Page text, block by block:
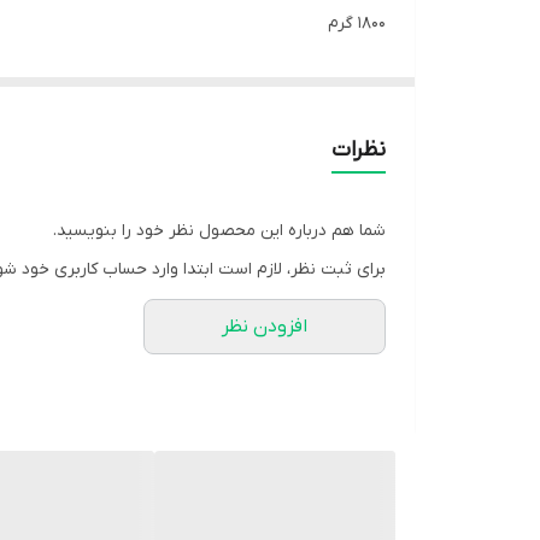
۱۸۰۰ گرم
نظرات
شما هم درباره این محصول نظر خود را بنویسید.
برای ثبت نظر، لازم است ابتدا وارد حساب کاربری خود
افزودن نظر